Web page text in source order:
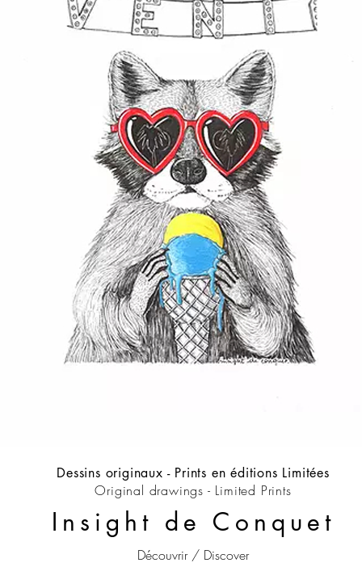
Dessins originaux - Prints en éditions Limitées
Original drawings - Limited Prints
Insight de Conquet
Découvrir / Discover